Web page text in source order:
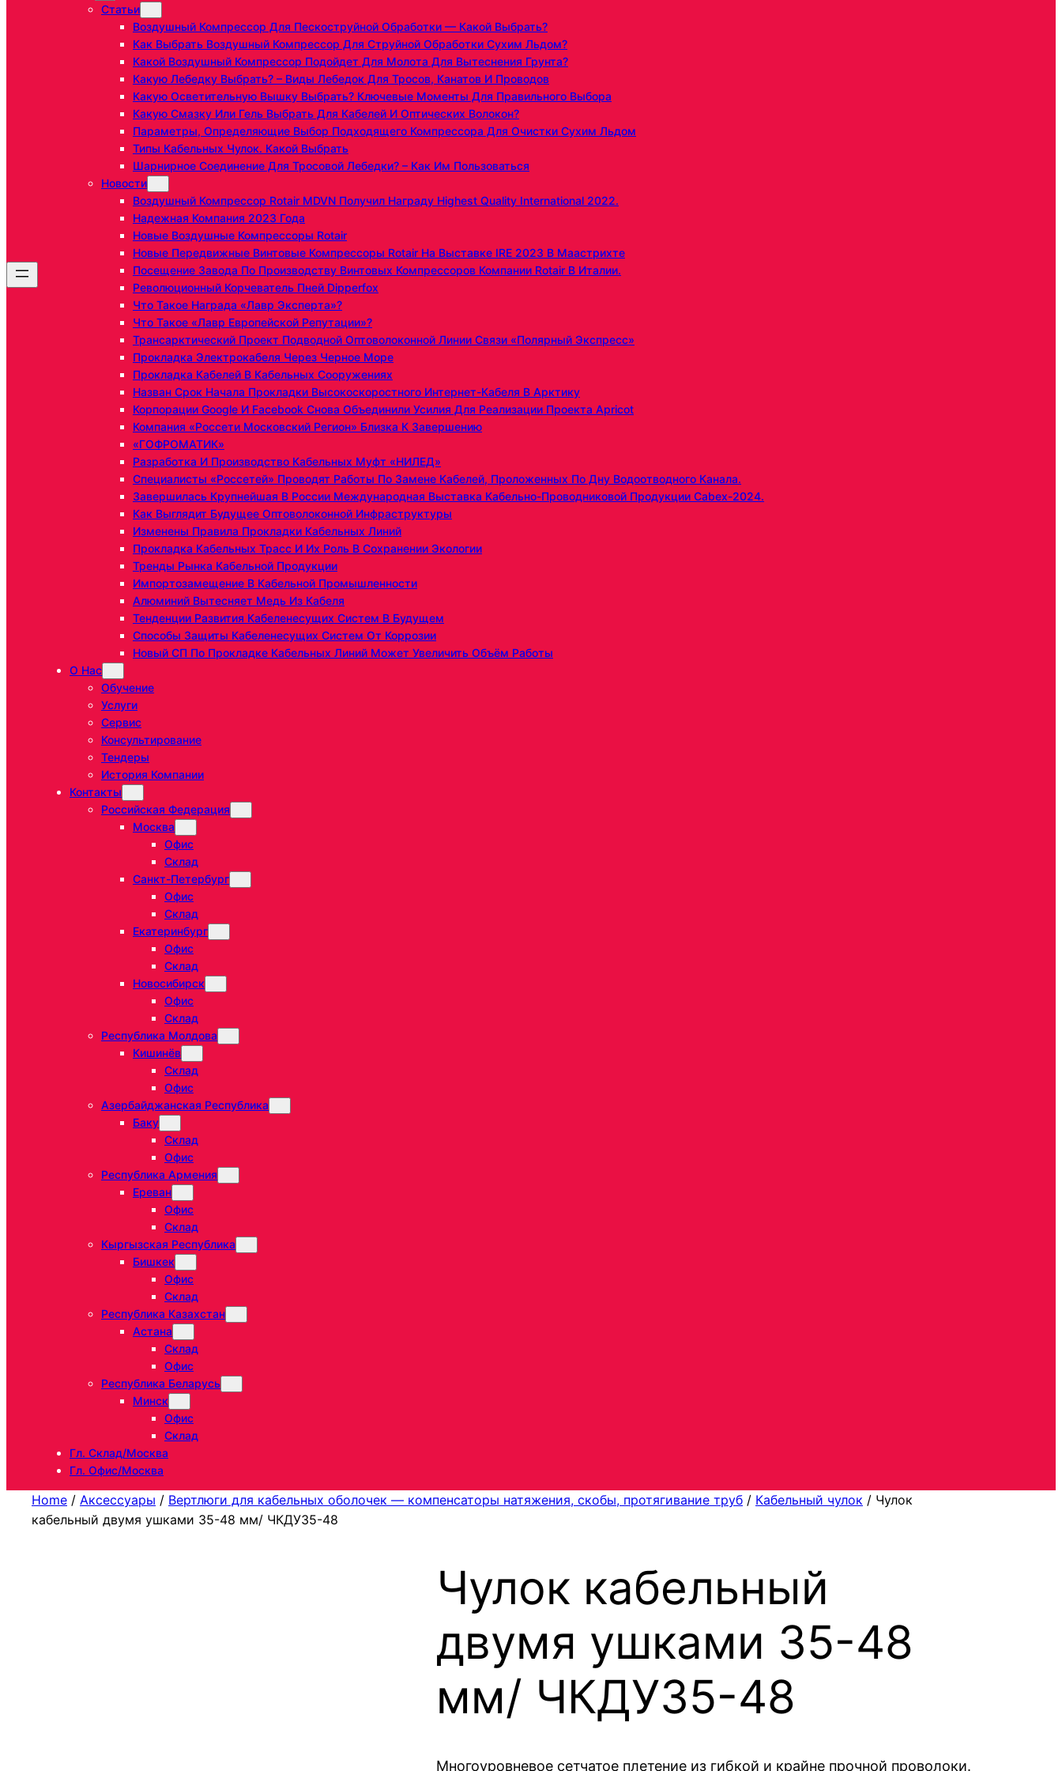
Статьи
Воздушный Компрессор Для Пескоструйной Обработки — Какой Выбрать?
Как Выбрать Воздушный Компрессор Для Струйной Обработки Сухим Льдом?
Какой Воздушный Компрессор Подойдет Для Молота Для Вытеснения Грунта?
Какую Лебедку Выбрать? – Виды Лебедок Для Тросов, Канатов И Проводов
Какую Осветительную Вышку Выбрать? Ключевые Моменты Для Правильного Выбора
Какую Смазку Или Гель Выбрать Для Кабелей И Оптических Волокон?
Параметры, Определяющие Выбор Подходящего Компрессора Для Очистки Сухим Льдом
Типы Кабельных Чулок. Какой Выбрать
Шарнирное Соединение Для Тросовой Лебедки? – Как Им Пользоваться
Новости
Воздушный Компрессор Rotair MDVN Получил Награду Highest Quality International 2022.
Надежная Компания 2023 Года
Новые Воздушные Компрессоры Rotair
Новые Передвижные Винтовые Компрессоры Rotair На Выставке IRE 2023 В Маастрихте
Посещение Завода По Производству Винтовых Компрессоров Компании Rotair В Италии.
Революционный Корчеватель Пней Dipperfox
Что Такое Награда «Лавр Эксперта»?
Что Такое «Лавр Европейской Репутации»?
Трансарктический Проект Подводной Оптоволоконной Линии Связи «Полярный Экспресс»
Прокладка Электрокабеля Через Черное Море
Прокладка Кабелей В Кабельных Сооружениях
Назван Срок Начала Прокладки Высокоскоростного Интернет-Кабеля В Арктику
Корпорации Google И Facebook Снова Объединили Усилия Для Реализации Проекта Apricot
Компания «Россети Московский Регион» Близка К Завершению
«ГОФРОМАТИК»
Разработка И Производство Кабельных Муфт «НИЛЕД»
Специалисты «Россетей» Проводят Работы По Замене Кабелей, Проложенных По Дну Водоотводного Канала.
Завершилась Крупнейшая В России Международная Выставка Кабельно-Проводниковой Продукции Cabex-2024.
Как Выглядит Будущее Оптоволоконной Инфраструктуры
Изменены Правила Прокладки Кабельных Линий
Прокладка Кабельных Трасс И Их Роль В Сохранении Экологии
Тренды Рынка Кабельной Продукции
Импортозамещение В Кабельной Промышленности
Алюминий Вытесняет Медь Из Кабеля
Тенденции Развития Кабеленесущих Систем В Будущем
Способы Защиты Кабеленесущих Систем От Коррозии
Новый СП По Прокладке Кабельных Линий Может Увеличить Объём Работы
О Нас
Обучение
Услуги
Сервис
Консультирование
Тендеры
История Компании
Контакты
Российская Федерация
Москва
Офис
Склад
Санкт-Петербург
Офис
Склад
Екатеринбург
Офис
Склад
Новосибирск
Офис
Склад
Республика Молдова
Кишинёв
Склад
Офис
Азербайджанская Республика
Баку
Склад
Офис
Республика Армения
Ереван
Офис
Склад
Кыргызская Республика
Бишкек
Офис
Склад
Республика Казахстан
Астана
Склад
Офис
Республика Беларусь
Минск
Офис
Склад
Гл. Склад/Москва
Гл. Офис/Москва
Home / Аксессуары / Вертлюги для кабельных оболочек — компенсаторы натяжения, скобы, протягивание труб / Кабельный чулок / Чулок
кабельный двумя ушками 35-48 мм/ ЧКДУ35-48
Чулок кабельный
двумя ушками 35-48
мм/ ЧКДУ35-48
Многоуровневое сетчатое плетение из гибкой и крайне прочной проволоки.